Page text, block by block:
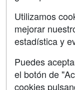
Contactar
Copyleft
Utilizamos
mejorar
estadística y
Puedes
el botón de
cookies